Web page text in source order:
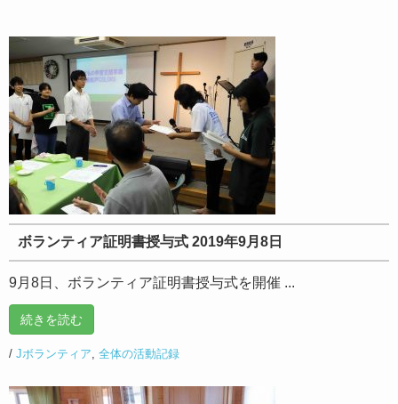
ボランティア証明書授与式 2019年9月8日
9月8日、ボランティア証明書授与式を開催 ...
続きを読む
/ Jボランティア 全体の活動記録